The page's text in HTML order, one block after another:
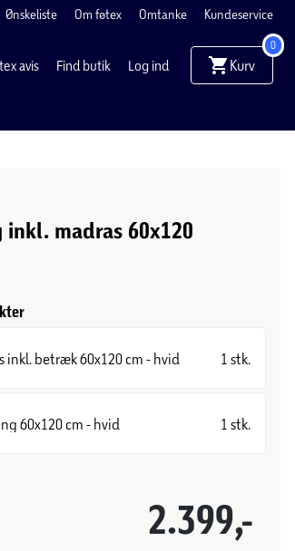
Ønskeliste Om føtex Omtanke Kundeservice
avis Find butik Log ind Kurv
0
madras 60x120
inkl. betræk 60x120 cm - hvid 1 stk.
60x120 cm - hvid 1 stk.
2.399,-